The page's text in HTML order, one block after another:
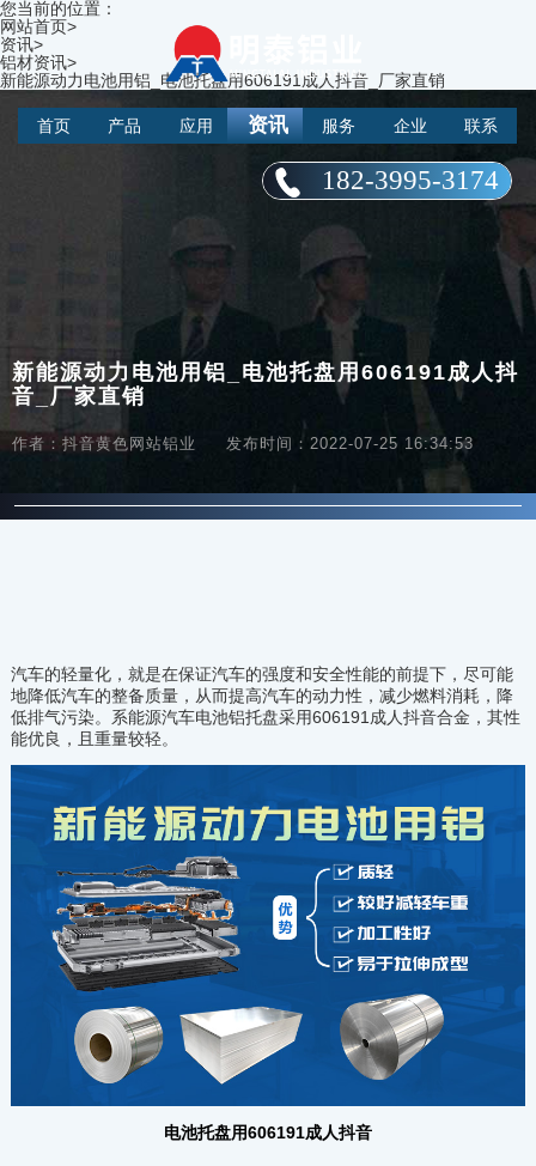
首页 产品 应用 资讯 服务 企业 联系
182-3995-3174
您当前的位置：
网站首页>
资讯>
铝材资讯>
新能源动力电池用铝_电池托盘用606191成人抖音_厂家直销
新能源动力电池用铝_电池托盘用606191成人抖
音_厂家直销
作者：抖音黄色网站铝业 发布时间：2022-07-25 16:34:53
汽车的轻量化，就是在保证汽车的强度和安全性能的前提下，尽可能
地降低汽车的整备质量，从而提高汽车的动力性，减少燃料消耗，降
低排气污染。系能源汽车电池铝托盘采用606191成人抖音合金，其性
能优良，且重量较轻。
电池托盘用606191成人抖音